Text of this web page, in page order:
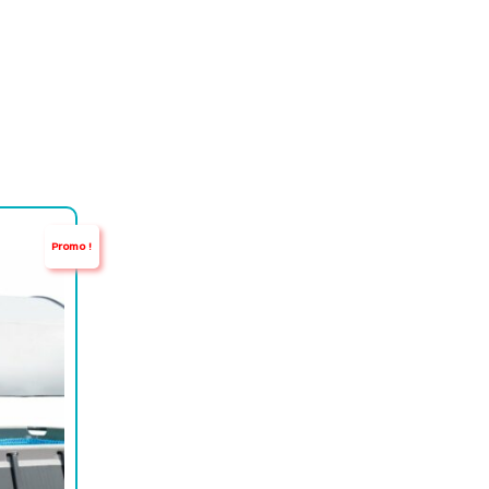
Promo !